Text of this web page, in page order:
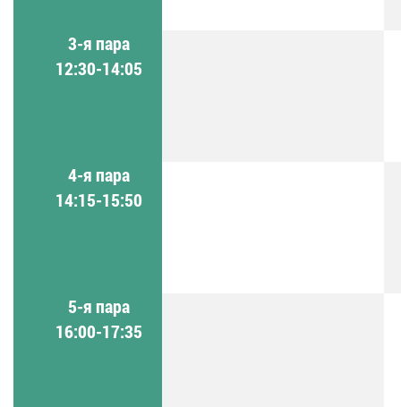
3-я пара
12:30-14:05
4-я пара
14:15-15:50
5-я пара
16:00-17:35